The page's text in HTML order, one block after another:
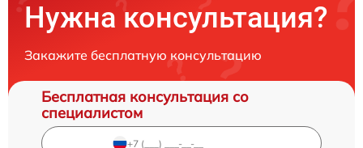
Нужна консультация?
Закажите бесплатную консультацию
Бесплатная консультация со
специалистом